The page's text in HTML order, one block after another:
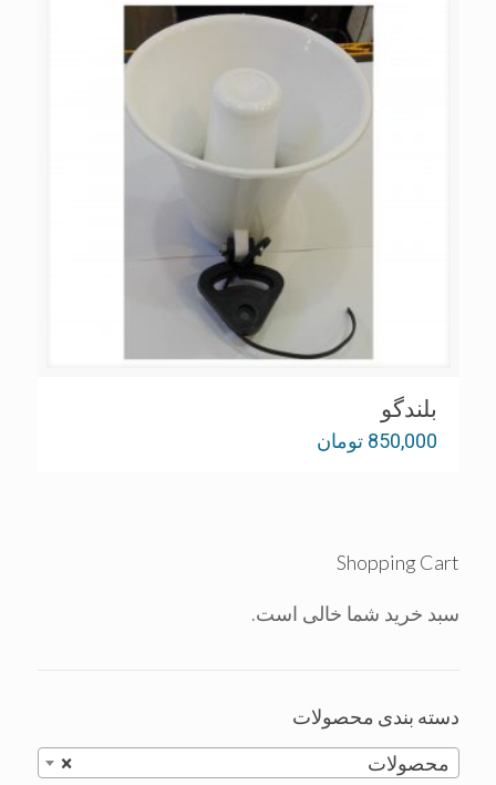
بلندگو
850,000 تومان
Shopping Cart
سبد خرید شما خالی است.
دسته بندی محصولات
× محصولات